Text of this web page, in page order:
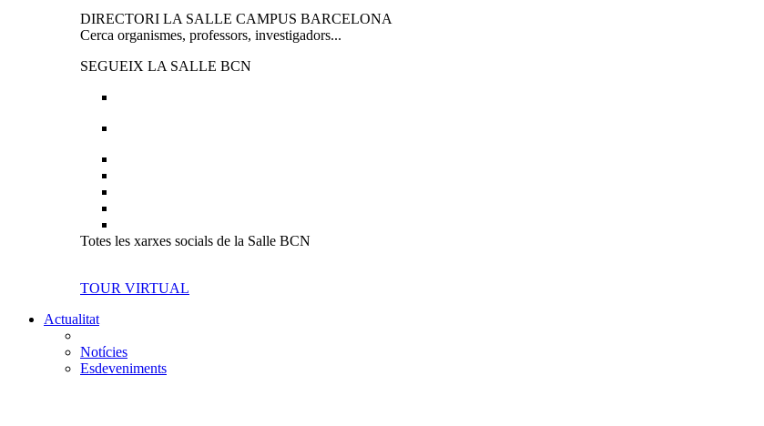
DIRECTORI LA SALLE CAMPUS BARCELONA
Cerca organismes, professors, investigadors...
SEGUEIX LA SALLE BCN
Totes les xarxes socials de la Salle BCN
TOUR VIRTUAL
Actualitat
Notícies
Esdeveniments